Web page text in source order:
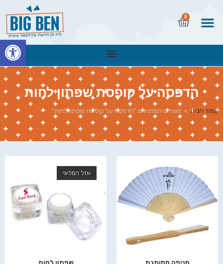
0
הדפסה על קופסת שפתון לחות
עמוד הבית > מוצרים המתויגים “הדפסה על קופסת שפתון לחות”
אזל המלאי